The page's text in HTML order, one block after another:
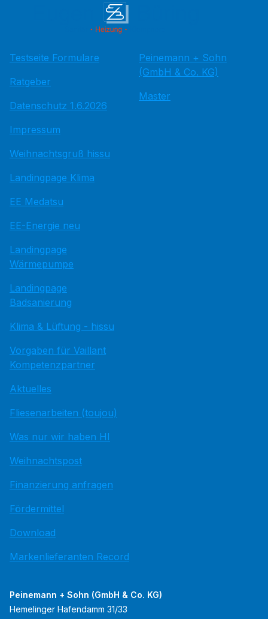
Testseite Formulare
Ratgeber
Datenschutz 1.6.2026
Impressum
Weihnachtsgruß hissu
Landingpage Klima
EE Medatsu
EE-Energie neu
Landingpage
Wärmepumpe
Landingpage
Badsanierung
Klima & Lüftung - hissu
Vorgaben für Vaillant
Kompetenzpartner
Aktuelles
Fliesenarbeiten (toujou)
Was nur wir haben HI
Weihnachtspost
Finanzierung anfragen
Fördermittel
Download
Markenlieferanten Record
Peinemann + Sohn
(GmbH & Co. KG)
Master
Peinemann + Sohn (GmbH & Co. KG)
Hemelinger Hafendamm 31/33